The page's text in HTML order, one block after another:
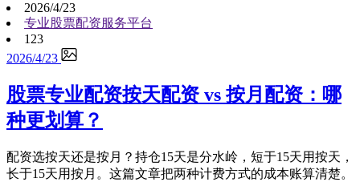
2026/4/23
专业股票配资服务平台
123
2026/4/23
股票专业配资按天配资 vs 按月配资：哪
种更划算？
配资选按天还是按月？持仓15天是分水岭，短于15天用按天，
长于15天用按月。这篇文章把两种计费方式的成本账算清楚。